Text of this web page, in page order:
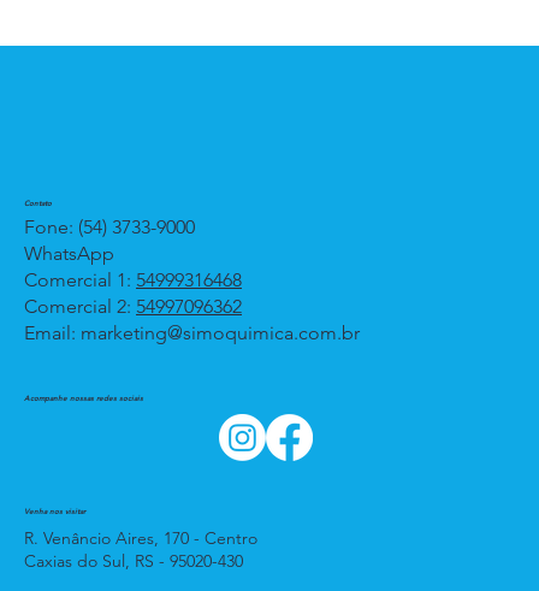
Venha nos visitar
R. Venâncio Aires, 170 - Centro
Caxias do Sul, RS - 95020-430
Acompanhe nossas redes sociais
Contato
Fone: (54) 3733-9000
WhatsApp
Comercial 1: 54999316468
Comercial 2: 54997096362
Email: marketing@simoquimica.com.br